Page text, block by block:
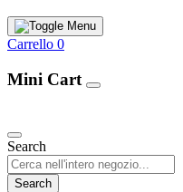
Carrello 0
Mini Cart
Search
Search